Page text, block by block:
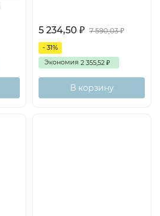
5 234,50 ₽ 7 590,03₽
- 31%
Экономия 2 355,52 ₽
В корзину